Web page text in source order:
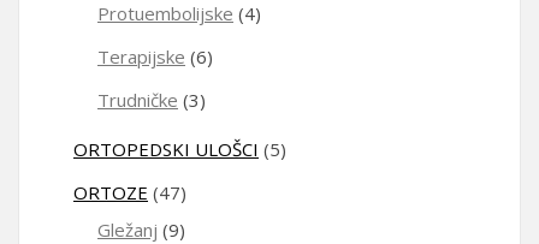
Protuembolijske (4)
Terapijske (6)
Trudničke (3)
ORTOPEDSKI ULOŠCI (5)
ORTOZE (47)
Gležanj (9)